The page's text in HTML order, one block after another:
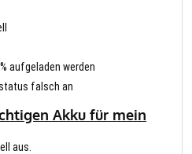
aufgeladen werden
falsch an
Akku für mein
aus.